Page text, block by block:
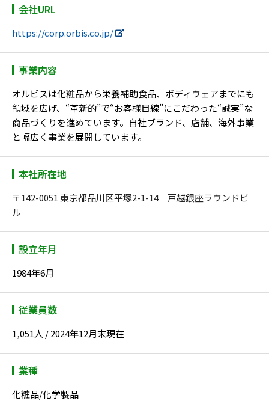
会社URL
https://corp.orbis.co.jp/
事業内容
オルビスは化粧品から栄養補助食品、ボディウェアまでにも
領域を広げ、“革新的”で“お客様目線”にこだわった“誠実”な
商品づくりを進めています。自社ブランド、店舗、海外事業
と幅広く事業を展開しています。
本社所在地
〒142-0051 東京都品川区平塚2-1-14 戸越銀座ラウンドビ
ル
設立年月
1984年6月
従業員数
1,051人 / 2024年12月末現在
業種
化粧品/化学製品